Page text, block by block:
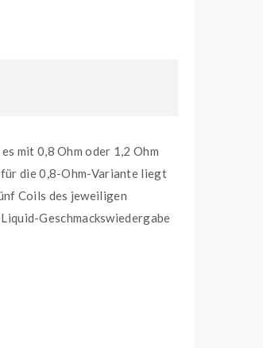
mit 0,8 Ohm oder 1,2 Ohm
die 0,8-Ohm-Variante liegt
Coils des jeweiligen
Geschmackswiedergabe